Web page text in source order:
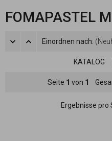
FOMAPASTEL
Einordnen nach:
KATALOG
Seite 1 von 1
Ergebnisse pro